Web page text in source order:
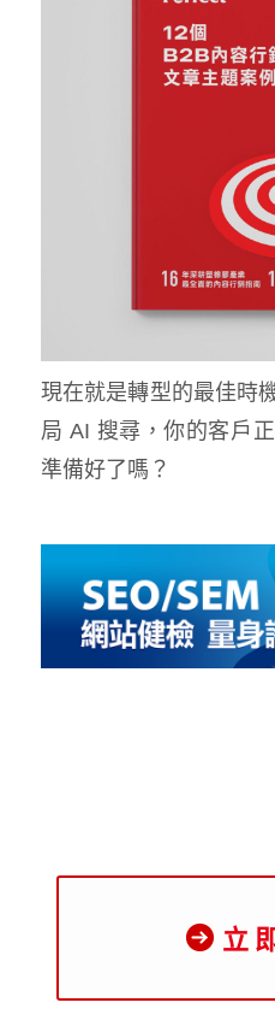
現在就是轉型的最佳時
局 AI 搜尋，你的客戶
準備好了嗎？
立